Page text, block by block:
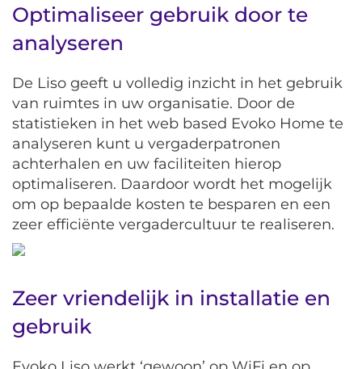
Optimaliseer gebruik door te
analyseren
De Liso geeft u volledig inzicht in het gebruik
van ruimtes in uw organisatie. Door de
statistieken in het web based Evoko Home te
analyseren kunt u vergaderpatronen
achterhalen en uw faciliteiten hierop
optimaliseren. Daardoor wordt het mogelijk
om op bepaalde kosten te besparen en een
zeer efficiënte vergadercultuur te realiseren.
Zeer vriendelijk in installatie en
gebruik